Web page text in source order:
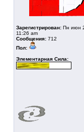
Зарегистрирован: Пн июн
11:26 am
Сообщения: 712
Пол:
Элементарная Сила: